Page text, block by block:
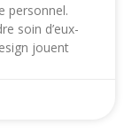
personnel.
soin d’eux-
jouent